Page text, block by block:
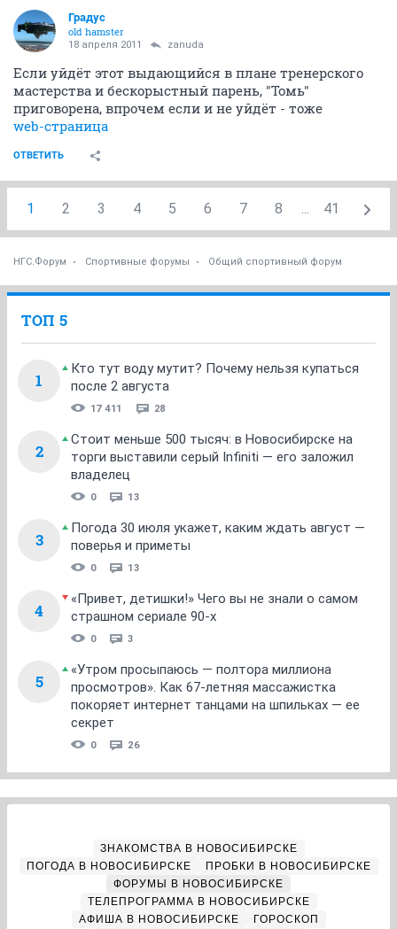
Градус
old hamster
18 апреля 2011 zanuda
Если уйдёт этот выдающийся в плане тренерского
мастерства и бескорыстный парень, "Томь"
приговорена, впрочем если и не уйдёт - тоже
web-страница
ОТВЕТИТЬ
1 2 3 4 5 6 7 8 ... 41
НГС.Форум Спортивные форумы Общий спортивный форум
ТОП 5
1
Кто тут воду мутит? Почему нельзя купаться
после 2 августа
17 411 28
2
Стоит меньше 500 тысяч: в Новосибирске на
торги выставили серый Infiniti — его заложил
владелец
0 13
3
Погода 30 июля укажет, каким ждать август —
поверья и приметы
0 13
4
«Привет, детишки!» Чего вы не знали о самом
страшном сериале 90-х
0 3
5
«Утром просыпаюсь — полтора миллиона
просмотров». Как 67-летняя массажистка
покоряет интернет танцами на шпильках — ее
секрет
0 26
ЗНАКОМСТВА В НОВОСИБИРСКЕ
ПОГОДА В НОВОСИБИРСКЕ
ПРОБКИ В НОВОСИБИРСКЕ
ФОРУМЫ В НОВОСИБИРСКЕ
ТЕЛЕПРОГРАММА В НОВОСИБИРСКЕ
АФИША В НОВОСИБИРСКЕ
ГОРОСКОП